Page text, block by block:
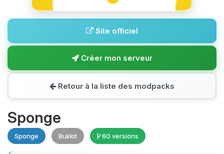
Site officiel
Créer mon serveur
Retour à la liste des modpacks
Sponge
Sponge Bukkit 60 versions